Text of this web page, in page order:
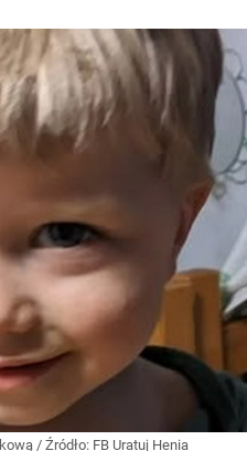
/ Źródło: FB Uratuj Henia